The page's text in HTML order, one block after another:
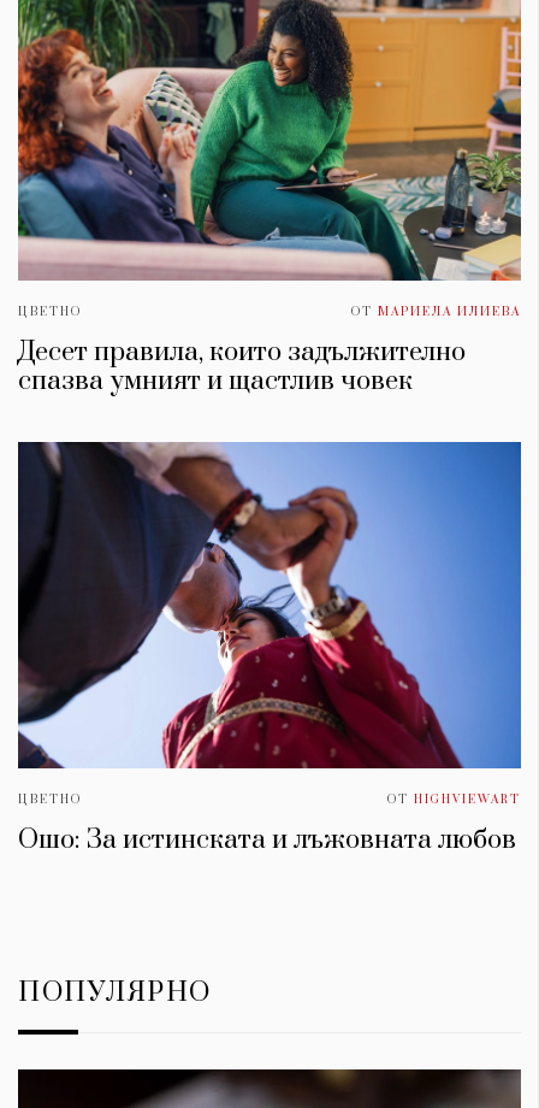
ЦВЕТНО ОТ МАРИЕЛА ИЛИЕВА
Десет правила, които задължително
спазва умният и щастлив човек
ЦВЕТНО ОТ HIGHVIEWART
Ошо: За истинската и лъжовната любов
ПОПУЛЯРНО